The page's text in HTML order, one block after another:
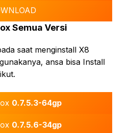
Semua Versi
saat menginstall X8
ansa bisa Install
0.7.5.3-64gp
0.7.5.6-34gp